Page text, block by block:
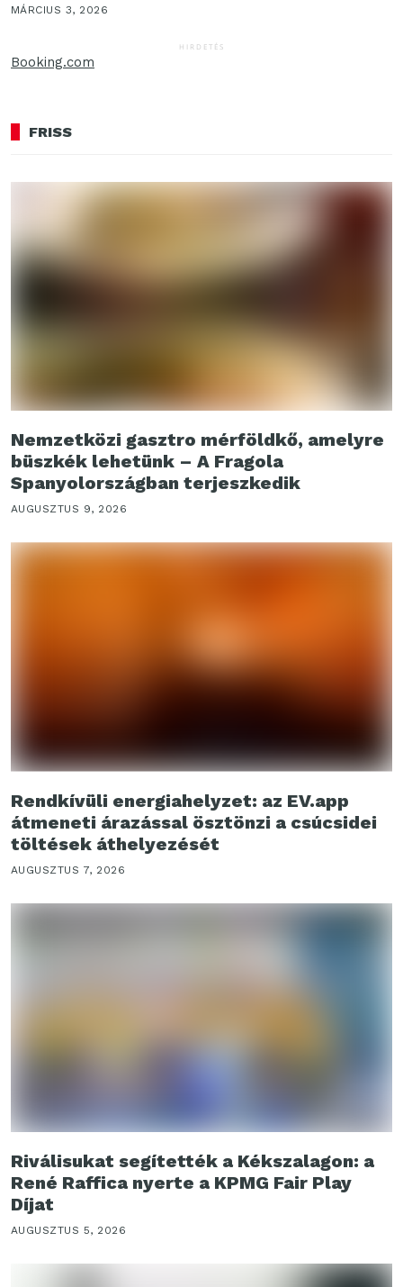
MÁRCIUS 3, 2026
HIRDETÉS
Booking.com
FRISS
Nemzetközi gasztro mérföldkő, amelyre
büszkék lehetünk – A Fragola
Spanyolországban terjeszkedik
AUGUSZTUS 9, 2026
Rendkívüli energiahelyzet: az EV.app
átmeneti árazással ösztönzi a csúcsidei
töltések áthelyezését
AUGUSZTUS 7, 2026
Riválisukat segítették a Kékszalagon: a
René Raffica nyerte a KPMG Fair Play
Díjat
AUGUSZTUS 5, 2026